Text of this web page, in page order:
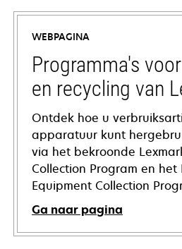
in
new
tab
WEBPAGINA
Programma's
en recycling van
Ontdek hoe u
apparatuur kunt
via het bekroonde
Collection Program en het
Equipment Collection
Ga naar pagina